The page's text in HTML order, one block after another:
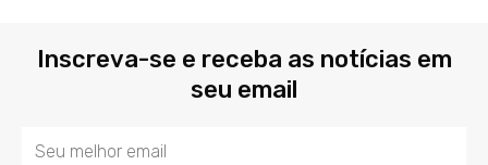
Inscreva-se e receba as notícias em
seu email
Email